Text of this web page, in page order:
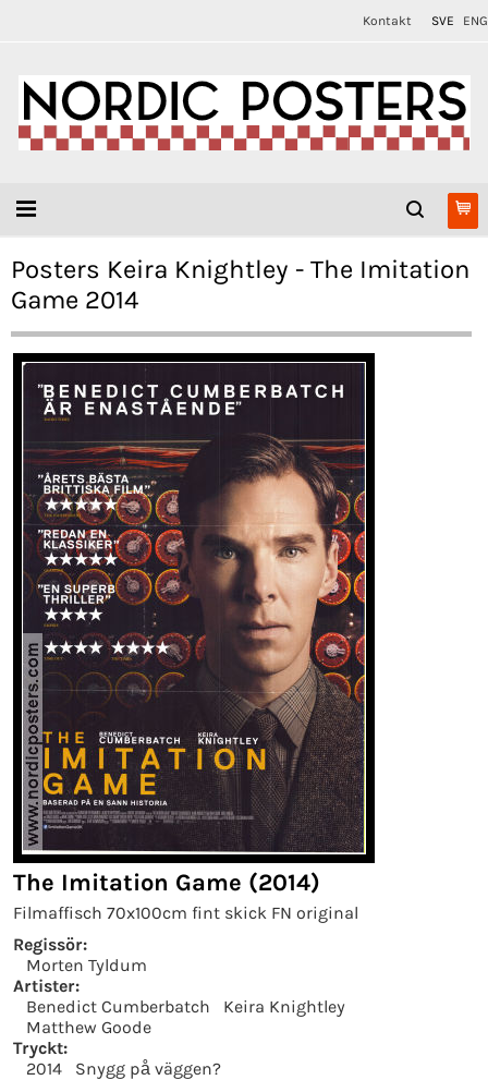
Kontakt SVE ENG
Posters Keira Knightley - The Imitation
Game 2014
The Imitation Game (2014)
Filmaffisch 70x100cm fint skick FN original
Regissör:
Morten Tyldum
Artister:
Benedict Cumberbatch
Keira Knightley
Matthew Goode
Tryckt:
2014
Snygg på väggen?